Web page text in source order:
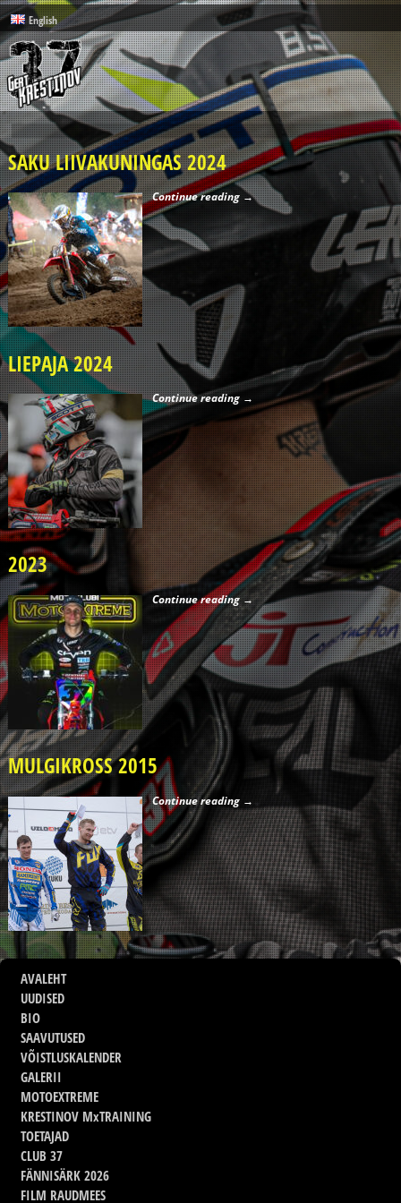
English
SAKU LIIVAKUNINGAS 2024
Continue reading →
LIEPAJA 2024
Continue reading →
2023
Continue reading →
MULGIKROSS 2015
Continue reading →
AVALEHT
UUDISED
BIO
SAAVUTUSED
VÕISTLUSKALENDER
GALERII
MOTOEXTREME
KRESTINOV MxTRAINING
TOETAJAD
CLUB 37
FÄNNISÄRK 2026
FILM RAUDMEES